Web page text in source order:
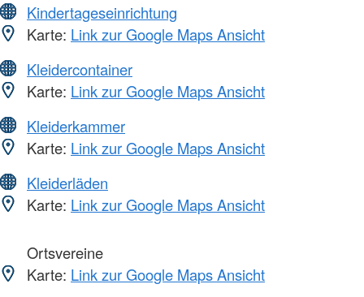
Kindertageseinrichtung
Karte: Link zur Google Maps Ansicht
Kleidercontainer
Karte: Link zur Google Maps Ansicht
Kleiderkammer
Karte: Link zur Google Maps Ansicht
Kleiderläden
Karte: Link zur Google Maps Ansicht
Ortsvereine
Karte: Link zur Google Maps Ansicht